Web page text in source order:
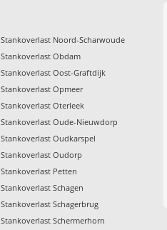
Stankoverlast Noord-Scharwoude
Stankoverlast Obdam
Stankoverlast Oost-Graftdijk
Stankoverlast Opmeer
Stankoverlast Oterleek
Stankoverlast Oude-Nieuwdorp
Stankoverlast Oudkarspel
Stankoverlast Oudorp
Stankoverlast Petten
Stankoverlast Schagen
Stankoverlast Schagerbrug
Stankoverlast Schermerhorn